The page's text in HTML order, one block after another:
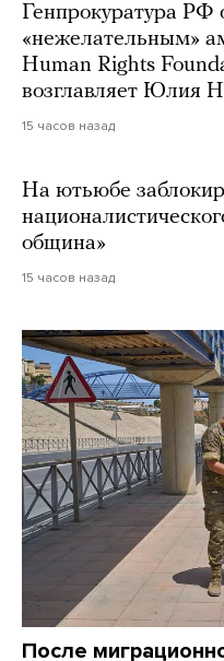
Генпрокуратура РФ
«нежелательным»
Human Rights
возглавляет Юлия
15 часов назад
На ютьюбе
община»
15 часов назад
После